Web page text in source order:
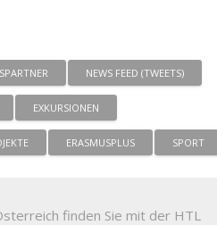
NEWS FEED (TWEETS)
EXKURSIONEN
ERASMUSPLUS SPORT
finden Sie mit der HTL